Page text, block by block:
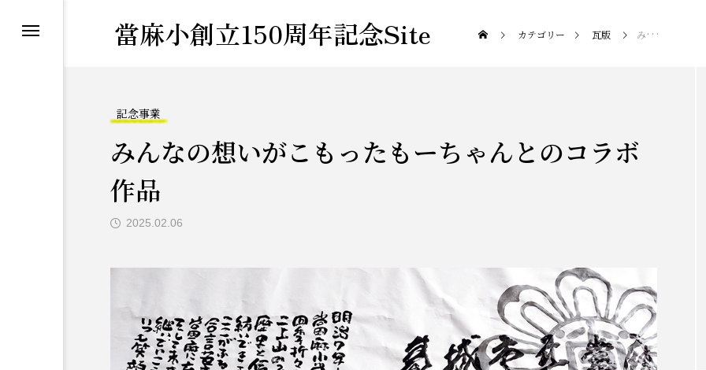
當麻小創立150周年記念Site カテゴリー 瓦版 みんなの想いがこもったもーちゃんとのコラボ作品
記念事業
みんなの想いがこもったもーちゃんとのコラボ
作品
2025.02.06